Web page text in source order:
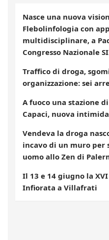
Nasce una nuova
Flebolinfologia con
multidisciplinare, a
Congresso Nazionale
Traffico di droga,
organizzazione: sei
A fuoco una stazione
Capaci, nuova
Vendeva la droga
incavo di un muro per
uomo allo Zen di
Il 13 e 14 giugno la
Infiorata a Villafrati